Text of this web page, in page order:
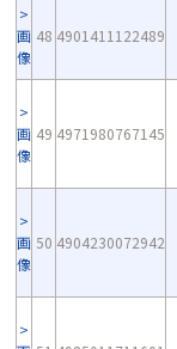
画
像
48 4901411122489
画
像
49 4971980767145
画
像
50 4904230072942